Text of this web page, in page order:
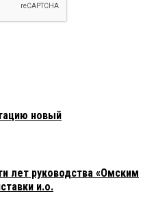
новый
лет руководства «Омским
и.о.